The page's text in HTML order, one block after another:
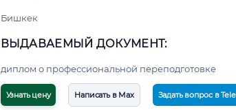
Бишкек
ВЫДАВАЕМЫЙ ДОКУМЕНТ:
диплом о профессиональной переподготовке
Узнать цену Написать в Max Задать вопрос в